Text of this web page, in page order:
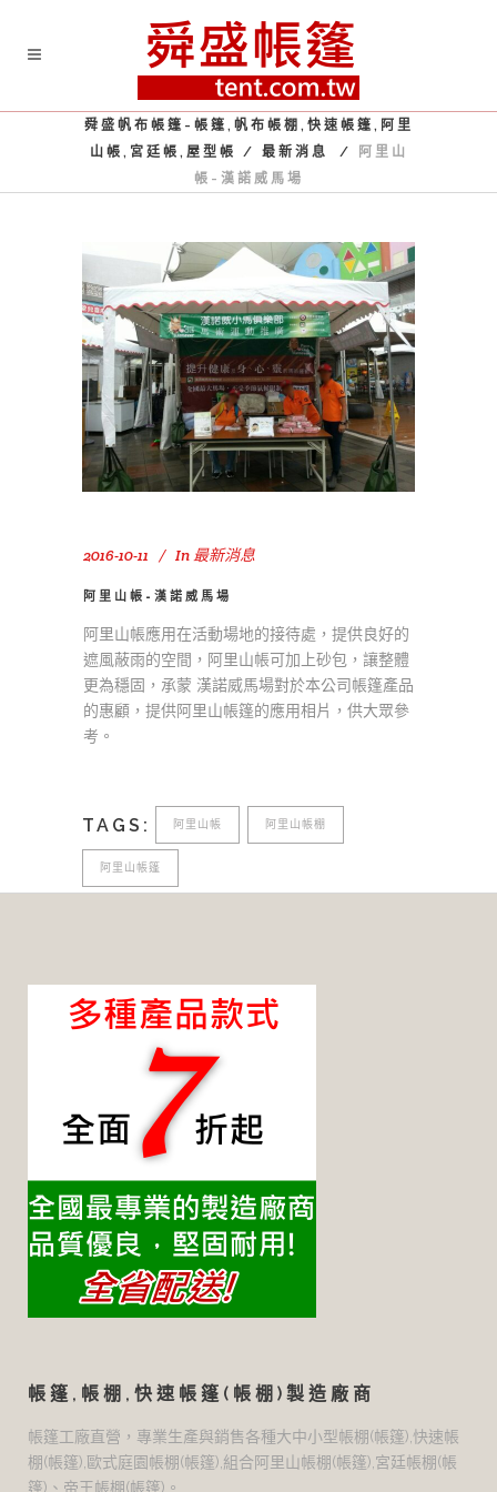
舜盛帆布帳篷-帳篷,帆布帳棚,快速帳篷,阿里
山帳,宮廷帳,屋型帳
/ 最新消息 /
阿里山
帳-漢諾威馬場
2016-10-11 In最新消息
阿里山帳-漢諾威馬場
阿里山帳應用在活動場地的接待處，提供良好的
遮風蔽雨的空間，阿里山帳可加上砂包，讓整體
更為穩固，承蒙 漢諾威馬場對於本公司帳篷產品
的惠顧，提供阿里山帳篷的應用相片，供大眾參
考。
TAGS: 阿里山帳 阿里山帳棚
阿里山帳篷
帳篷,帳棚,快速帳篷(帳棚)製造廠商
帳篷工廠直營，專業生產與銷售各種大中小型帳棚(帳篷),快速帳
棚(帳篷),歐式庭園帳棚(帳篷),組合阿里山帳棚(帳篷),宮廷帳棚(帳
篷)、帝王帳棚(帳篷)。